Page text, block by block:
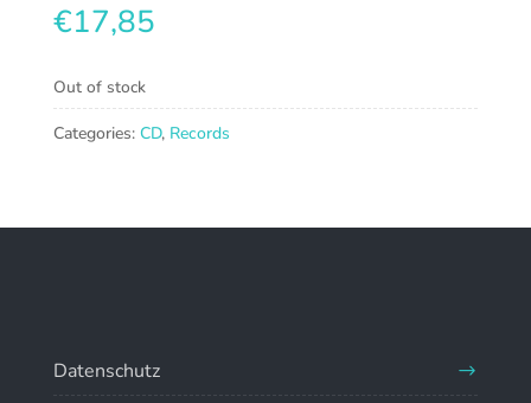
€17,85
Out of stock
Categories: CD, Records
Datenschutz